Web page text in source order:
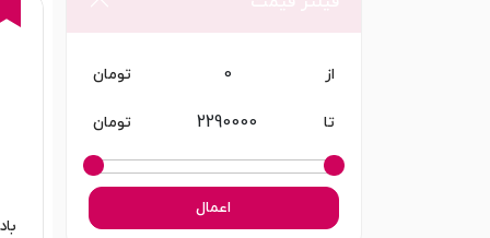
از تومان
تا تومان
اعمال